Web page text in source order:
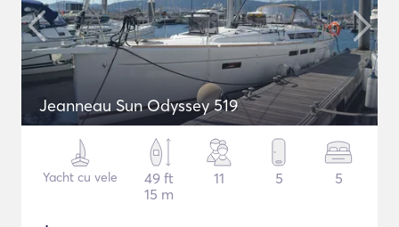
Jeanneau Sun Odyssey 519
Yacht cu vele
49 ft
15 m
11 5 5